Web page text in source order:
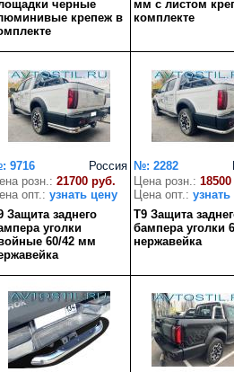
черные
крепеж в
мм с листом
комплекте
Россия
9716
розн.: 21700 руб.
опт.: узнать цену
Защита заднего
уголки
60/42 мм
№: 2282
Цена розн.:
Цена опт.:
T9 Защита
бампера уголки
нержавейка